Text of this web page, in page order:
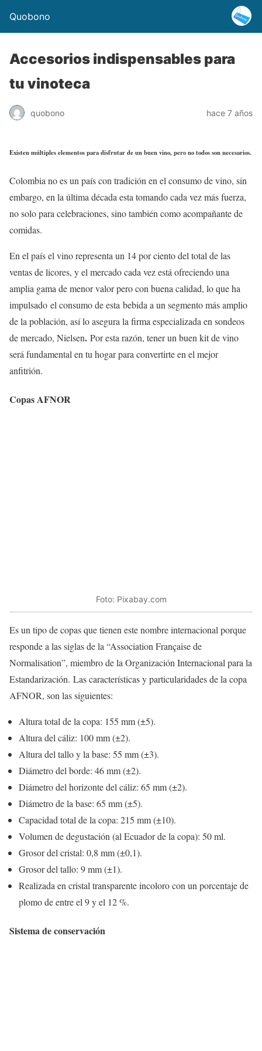
Quobono
Accesorios indispensables para
tu vinoteca
quobono hace 7 años
Existen múltiples elementos para disfrutar de un buen vino, pero no todos son necesarios.
Colombia no es un país con tradición en el consumo de vino, sin
embargo, en la última década esta tomando cada vez más fuerza,
no solo para celebraciones, sino también como acompañante de
comidas.
En el país el vino representa un 14 por ciento del total de las
ventas de licores, y el mercado cada vez está ofreciendo una
amplia gama de menor valor pero con buena calidad, lo que ha
impulsado el consumo de esta bebida a un segmento más amplio
de la población, así lo asegura la firma especializada en sondeos
de mercado, Nielsen. Por esta razón, tener un buen kit de vino
será fundamental en tu hogar para convertirte en el mejor
anfitrión.
Copas AFNOR
Foto: Pixabay.com
Es un tipo de copas que tienen este nombre internacional porque
responde a las siglas de la “Association Française de
Normalisation”, miembro de la Organización Internacional para la
Estandarización. Las características y particularidades de la copa
AFNOR, son las siguientes:
Altura total de la copa: 155 mm (±5).
Altura del cáliz: 100 mm (±2).
Altura del tallo y la base: 55 mm (±3).
Diámetro del borde: 46 mm (±2).
Diámetro del horizonte del cáliz: 65 mm (±2).
Diámetro de la base: 65 mm (±5).
Capacidad total de la copa: 215 mm (±10).
Volumen de degustación (al Ecuador de la copa): 50 ml.
Grosor del cristal: 0,8 mm (±0,1).
Grosor del tallo: 9 mm (±1).
Realizada en cristal transparente incoloro con un porcentaje de
plomo de entre el 9 y el 12 %.
Sistema de conservación